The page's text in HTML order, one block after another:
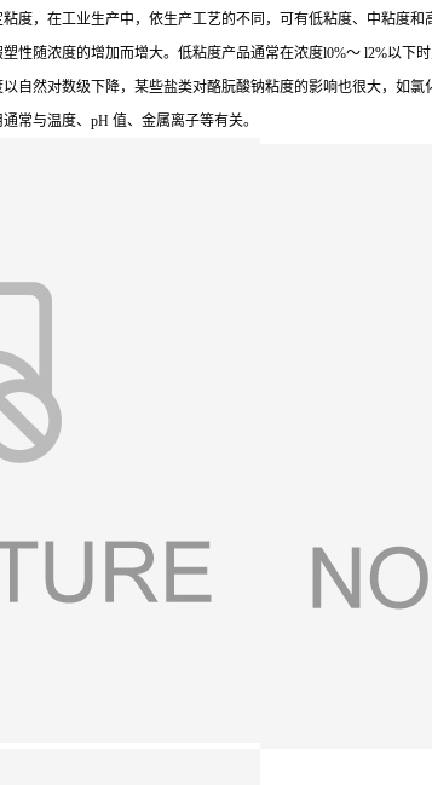
度，在工业生产中，依生产工艺的不同，可有低粘度、中粘度
性随浓度的增加而增大。低粘度产品通常在浓度l0%～ l2%以
自然对数级下降，某些盐类对酪朊酸钠粘度的影响也很大，
常与温度、pH 值、金属离子等有关。